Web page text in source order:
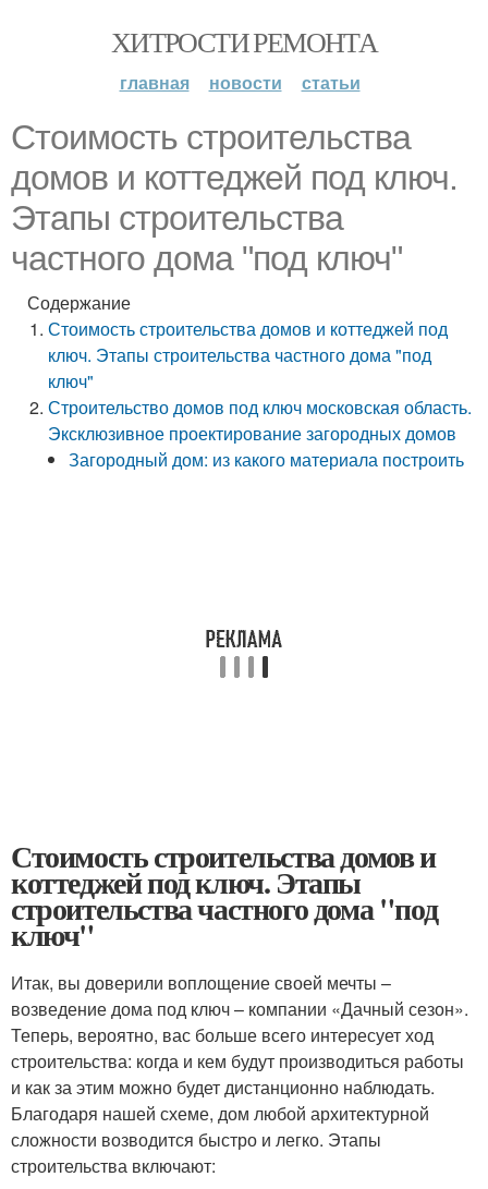
ХИТРОСТИ РЕМОНТА
главная новости статьи
Стоимость строительства
домов и коттеджей под ключ.
Этапы строительства
частного дома "под ключ"
Содержание
Стоимость строительства домов и коттеджей под
ключ. Этапы строительства частного дома "под
ключ"
Строительство домов под ключ московская область.
Эксклюзивное проектирование загородных домов
Загородный дом: из какого материала построить
Стоимость строительства домов и
коттеджей под ключ. Этапы
строительства частного дома "под
ключ"
Итак, вы доверили воплощение своей мечты –
возведение дома под ключ – компании «Дачный сезон».
Теперь, вероятно, вас больше всего интересует ход
строительства: когда и кем будут производиться работы
и как за этим можно будет дистанционно наблюдать.
Благодаря нашей схеме, дом любой архитектурной
сложности возводится быстро и легко. Этапы
строительства включают: